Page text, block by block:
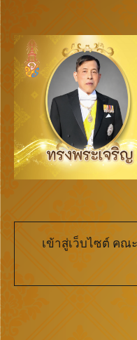
เข้าสู่เว็บไซต์ คณ